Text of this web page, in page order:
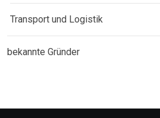
Transport und Logistik
bekannte Gründer